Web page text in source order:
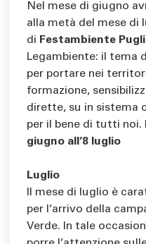
Nel mese di giugno
alla metà del mese di
di Festambiente
Legambiente: il tema
per portare nei
formazione,
dirette, su in sistema
per il bene di tutti noi.
giugno all’8 luglio
Luglio
Il mese di luglio è
per l’arrivo della
Verde. In tale